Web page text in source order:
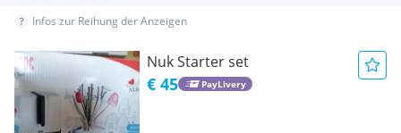
Infos zur Reihung der Anzeigen
Nuk Starter set
€ 45 PayLivery